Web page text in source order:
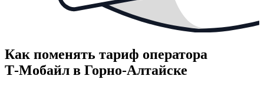
Как поменять тариф оператора
Т‑Мобайл в Горно-Алтайске